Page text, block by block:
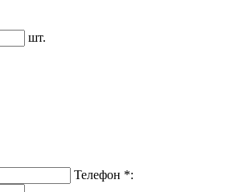
шт.
Телефон *: